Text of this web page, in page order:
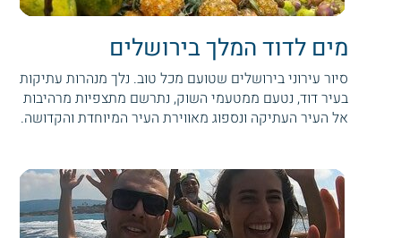
מים לדוד המלך בירושלים
סיור עירוני בירושלים שטועם מכל טוב. נלך מנהרות עתיקות
בעיר דוד, נטעם ממטעמי השוק, נתרשם מתצפיות מרהיבות
אל העיר העתיקה ונספוג מאווירת העיר המיוחדת והקדושה.